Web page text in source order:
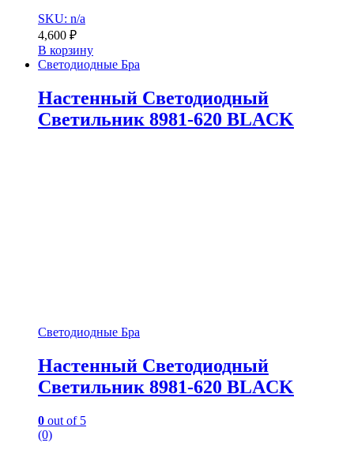
SKU: n/a
4,600 ₽
В корзину
Светодиодные Бра
Настенный Светодиодный
Светильник 8981-620 BLACK
Светодиодные Бра
Настенный Светодиодный
Светильник 8981-620 BLACK
0 out of 5
(0)